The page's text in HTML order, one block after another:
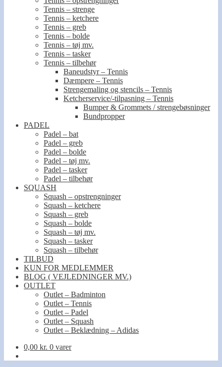
Tennis – strenge
Tennis – ketchere
Tennis – greb
Tennis – bolde
Tennis – tøj mv.
Tennis – tasker
Tennis – tilbehør
Baneudstyr – Tennis
Dæmpere – Tennis
Strengemaling og stencils – Tennis
Ketcherservice/-tilpasning – Tennis
Bumper & Grommets / strengebøsninger
Bundpropper
PADEL
Padel – bat
Padel – greb
Padel – bolde
Padel – tøj mv.
Padel – tasker
Padel – tilbehør
SQUASH
Squash – opstrengninger
Squash – ketchere
Squash – greb
Squash – bolde
Squash – tøj mv.
Squash – tasker
Squash – tilbehør
TILBUD
KUN FOR MEDLEMMER
BLOG ( VEJLEDNINGER MV.)
OUTLET
Outlet – Badminton
Outlet – Tennis
Outlet – Padel
Outlet – Squash
Outlet – Beklædning – Adidas
0,00 kr. 0 varer